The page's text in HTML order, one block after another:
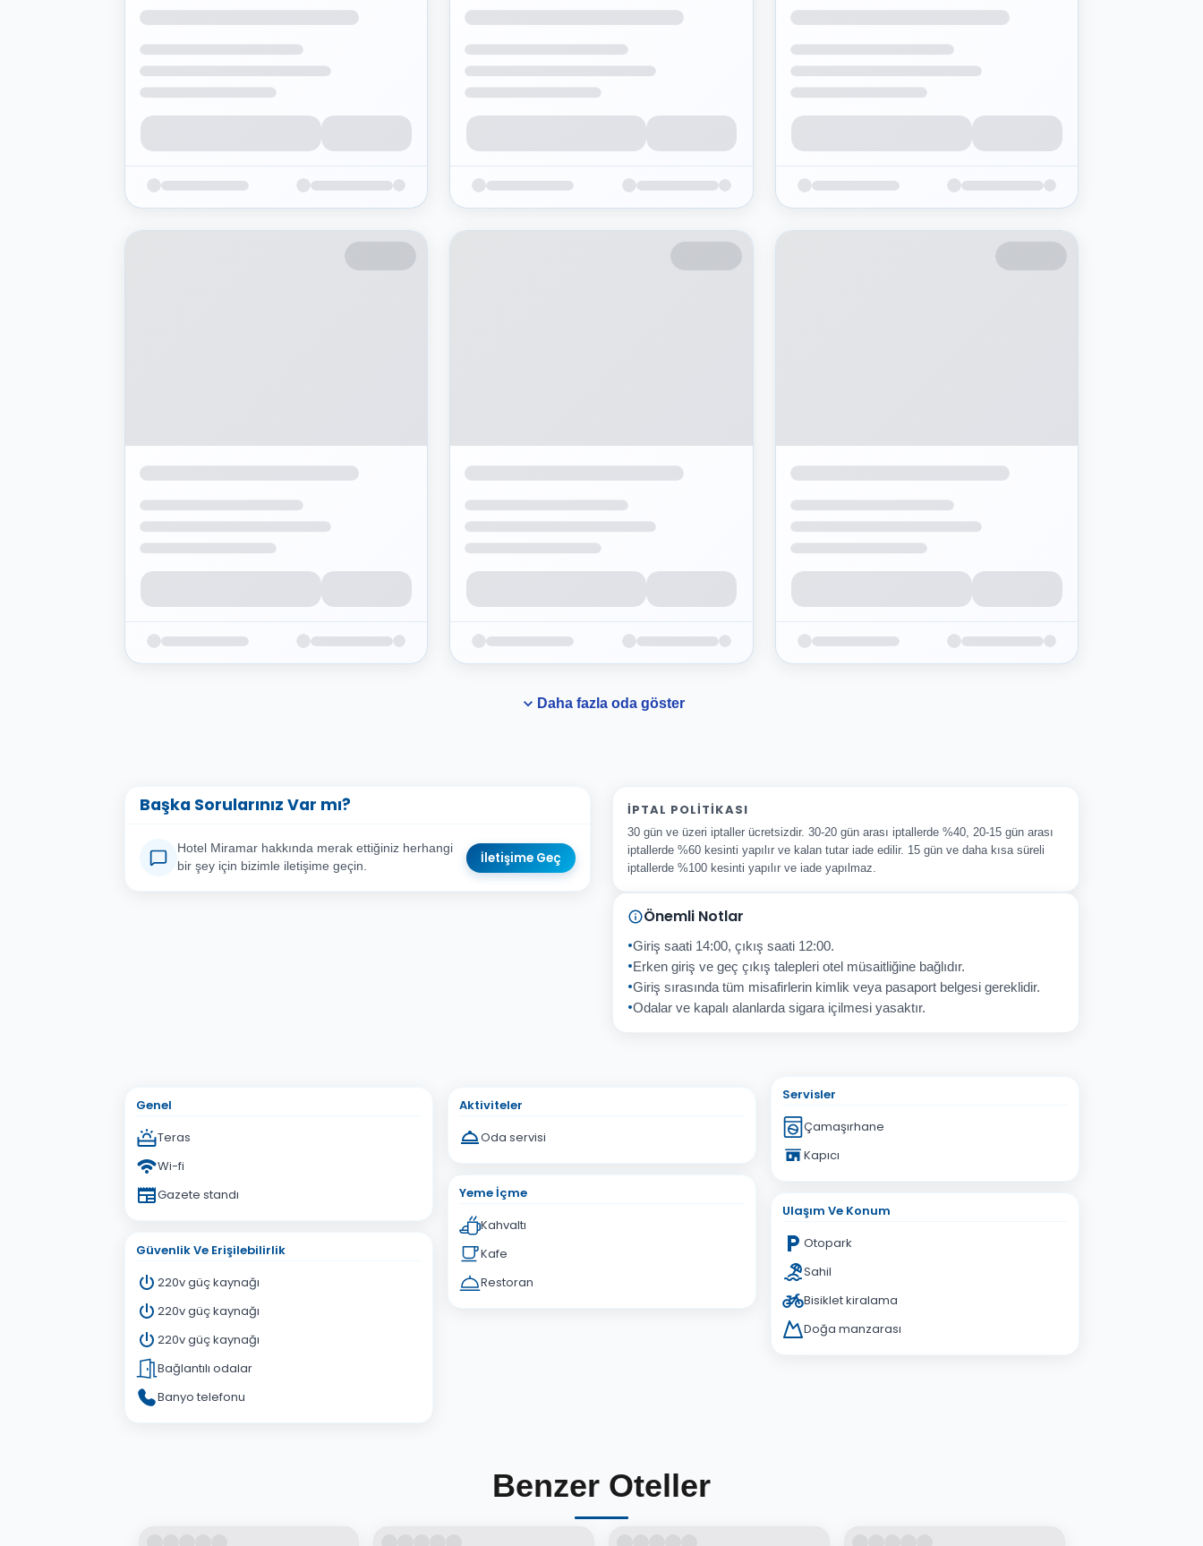
Daha fazla oda göster
Başka Sorularınız Var mı?
Hotel Miramar hakkında merak ettiğiniz herhangi
bir şey için bizimle iletişime geçin.
İletişime Geç
İPTAL POLITIKASI
30 gün ve üzeri iptaller ücretsizdir. 30-20 gün arası iptallerde %40, 20-15 gün arası
iptallerde %60 kesinti yapılır ve kalan tutar iade edilir. 15 gün ve daha kısa süreli
iptallerde %100 kesinti yapılır ve iade yapılmaz.
Önemli Notlar
Giriş saati 14:00, çıkış saati 12:00.
Erken giriş ve geç çıkış talepleri otel müsaitliğine bağlıdır.
Giriş sırasında tüm misafirlerin kimlik veya pasaport belgesi gereklidir.
Odalar ve kapalı alanlarda sigara içilmesi yasaktır.
Genel
Teras
Wi-fi
Gazete standı
Güvenlik Ve Erişilebilirlik
220v güç kaynağı
220v güç kaynağı
220v güç kaynağı
Bağlantılı odalar
Banyo telefonu
Aktiviteler
Oda servisi
Yeme İçme
Kahvaltı
Kafe
Restoran
Servisler
Çamaşırhane
Kapıcı
Ulaşım Ve Konum
Otopark
Sahil
Bisiklet kiralama
Doğa manzarası
Benzer Oteller